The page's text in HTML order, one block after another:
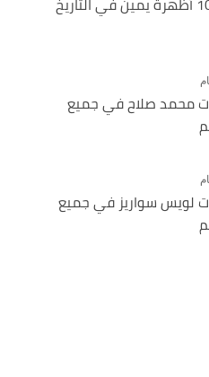
محمد صلاح في جميع
لويس سواريز في جميع